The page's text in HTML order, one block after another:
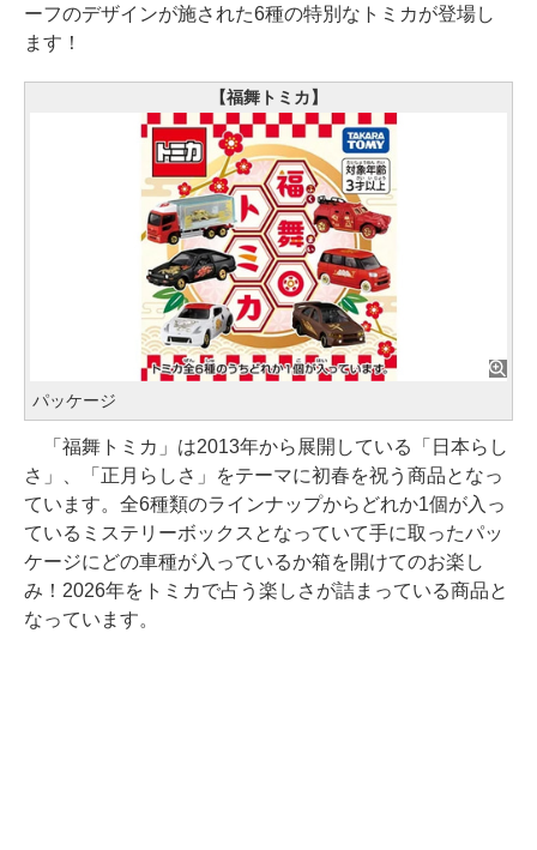
ーフのデザインが施された6種の特別なトミカが登場し
ます！
【福舞トミカ】
パッケージ
「福舞トミカ」は2013年から展開している「日本らし
さ」、「正月らしさ」をテーマに初春を祝う商品となっ
ています。全6種類のラインナップからどれか1個が入っ
ているミステリーボックスとなっていて手に取ったパッ
ケージにどの車種が入っているか箱を開けてのお楽し
み！2026年をトミカで占う楽しさが詰まっている商品と
なっています。